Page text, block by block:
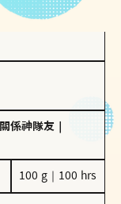
關係神隊友
100 g｜100 hrs